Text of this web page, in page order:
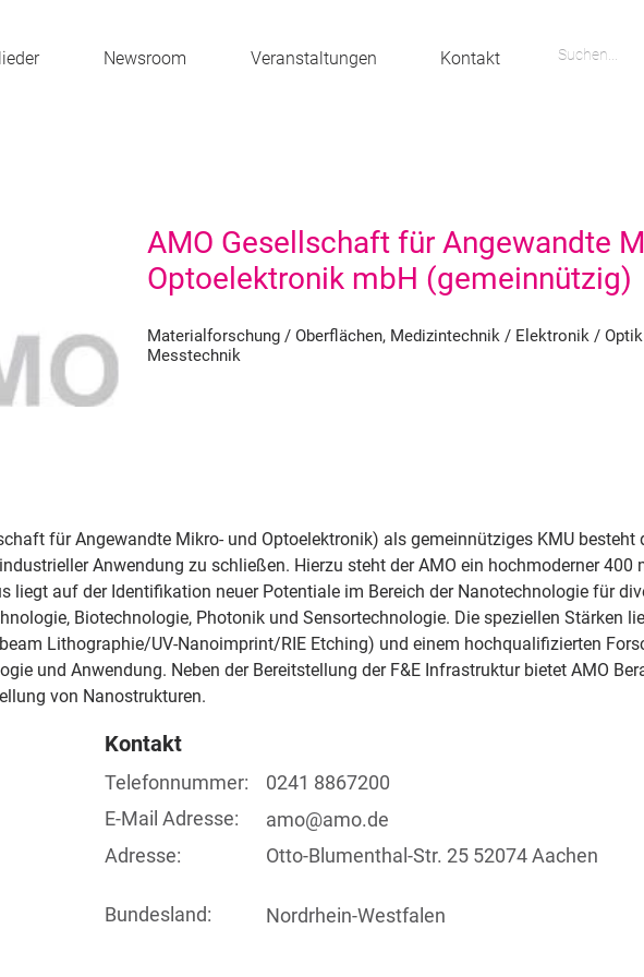
Newsroom Veranstaltungen Kontakt
AMO Gesellschaft für Angewandte
Optoelektronik mbH (gemeinnützig)
Materialforschung / Oberflächen, Medizintechnik / Elektronik /
Messtechnik
für Angewandte Mikro- und Optoelektronik) als gemeinnütziges KMU besteht
Anwendung zu schließen. Hierzu steht der AMO ein hochmoderner 400
liegt auf der Identifikation neuer Potentiale im Bereich der Nanotechnologie für
Biotechnologie, Photonik und Sensortechnologie. Die speziellen Stärken
Lithographie/UV-Nanoimprint/RIE Etching) und einem hochqualifizierten
und Anwendung. Neben der Bereitstellung der F&E Infrastruktur bietet AMO
von Nanostrukturen.
Kontakt
Telefonnummer:
E-Mail Adresse:
Adresse:
0241 8867200
amo@amo.de
Otto-Blumenthal-Str. 25 52074 Aachen
Bundesland: Nordrhein-Westfalen